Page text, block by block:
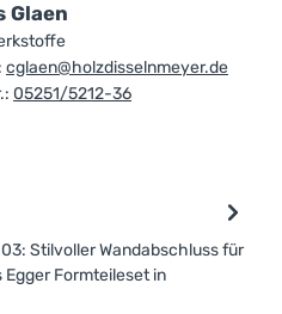
Glaen
cglaen@holzdisselnmeyer.de
05251/5212-36
Stilvoller Wandabschluss für
Formteileset in